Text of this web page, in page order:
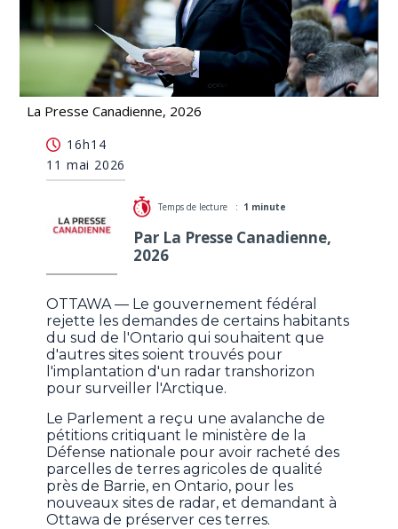
La Presse Canadienne, 2026
agricole, malgré l'opposition
16h14
11 mai 2026
Temps de lecture : 1 minute
Par La Presse Canadienne,
2026
OTTAWA — Le gouvernement fédéral
rejette les demandes de certains habitants
du sud de l'Ontario qui souhaitent que
d'autres sites soient trouvés pour
l'implantation d'un radar transhorizon
pour surveiller l'Arctique.
Le Parlement a reçu une avalanche de
pétitions critiquant le ministère de la
Défense nationale pour avoir racheté des
parcelles de terres agricoles de qualité
près de Barrie, en Ontario, pour les
nouveaux sites de radar, et demandant à
Ottawa de préserver ces terres.